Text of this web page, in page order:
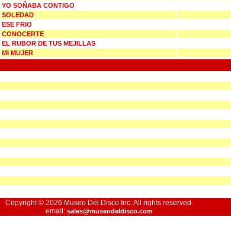
YO SOÑABA CONTIGO
SOLEDAD
ESE FRIO
CONOCERTE
EL RUBOR DE TUS MEJILLAS
MI MUJER
Copyright © 2026 Museo Del Disco Inc. All rights reserved.
email: sales@museodeldisco.com